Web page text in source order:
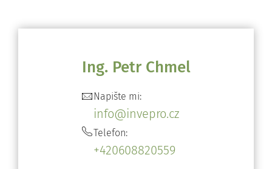
Ing. Petr Chmel
Napište mi:
info@invepro.cz
Telefon:
+420608820559